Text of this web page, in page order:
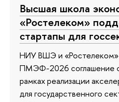
Высшая школа
«Ростелеком»
стартапы для
НИУ ВШЭ и «Ростелеком»
ПМЭФ-2026 соглашение
рамках реализации
для государственного